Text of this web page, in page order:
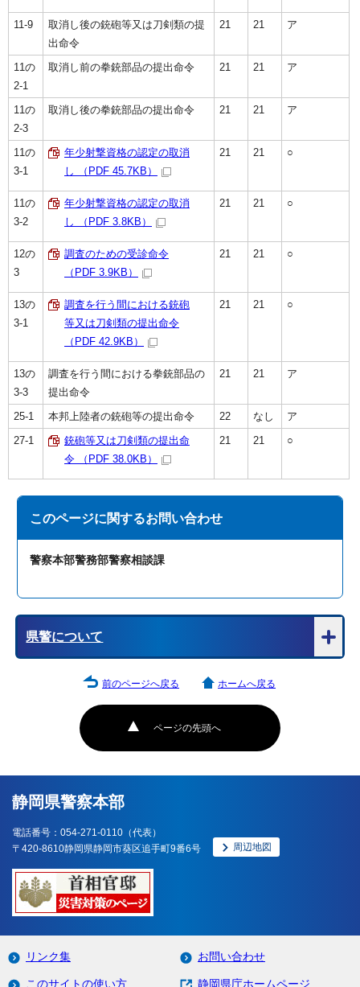
11-9
取消し後の銃砲等又は刀剣類の提
出命令
21 21 ア
11の
2-1
取消し前の拳銃部品の提出命令 21 21 ア
11の
2-3
取消し後の拳銃部品の提出命令 21 21 ア
11の
3-1
年少射撃資格の認定の取消
し （PDF 45.7KB）
21 21 ○
11の
3-2
年少射撃資格の認定の取消
し （PDF 3.8KB）
21 21 ○
12の
3
調査のための受診命令
（PDF 3.9KB）
21 21 ○
13の
3-1
調査を行う間における銃砲
等又は刀剣類の提出命令
（PDF 42.9KB）
21 21 ○
13の
3-3
調査を行う間における拳銃部品の
提出命令
21 21 ア
25-1 本邦上陸者の銃砲等の提出命令 22 なし
ア
27-1
銃砲等又は刀剣類の提出命
令 （PDF 38.0KB）
21 21 ○
このページに関するお問い合わせ
警察本部警務部警察相談課
県警について
ページの先頭へ
前のページへ戻る ホームへ戻る
静岡県警察本部
電話番号：054-271-0110（代表）
〒420-8610静岡県静岡市葵区追手町9番6号
周辺地図
リンク集 お問い合わせ
このサイトの使い方 静岡県庁ホームページ